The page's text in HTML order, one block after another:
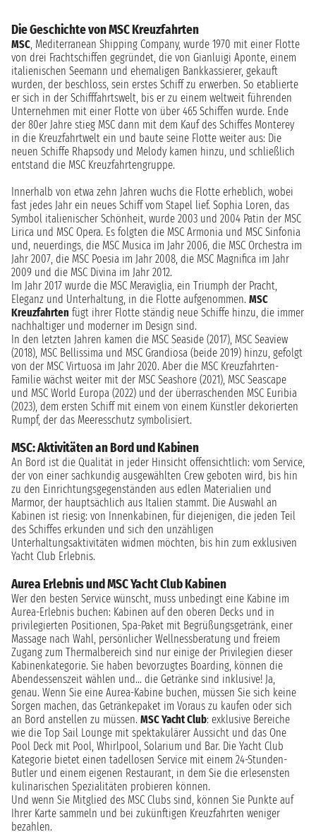
Die Geschichte von MSC Kreuzfahrten
MSC, Mediterranean Shipping Company, wurde 1970 mit einer Flotte
von drei Frachtschiffen gegründet, die von Gianluigi Aponte, einem
italienischen Seemann und ehemaligen Bankkassierer, gekauft
wurden, der beschloss, sein erstes Schiff zu erwerben. So etablierte
er sich in der Schifffahrtswelt, bis er zu einem weltweit führenden
Unternehmen mit einer Flotte von über 465 Schiffen wurde. Ende
der 80er Jahre stieg MSC dann mit dem Kauf des Schiffes Monterey
in die Kreuzfahrtwelt ein und baute seine Flotte weiter aus: Die
neuen Schiffe Rhapsody und Melody kamen hinzu, und schließlich
entstand die MSC Kreuzfahrtengruppe.
Innerhalb von etwa zehn Jahren wuchs die Flotte erheblich, wobei
fast jedes Jahr ein neues Schiff vom Stapel lief. Sophia Loren, das
Symbol italienischer Schönheit, wurde 2003 und 2004 Patin der MSC
Lirica und MSC Opera. Es folgten die MSC Armonia und MSC Sinfonia
und, neuerdings, die MSC Musica im Jahr 2006, die MSC Orchestra im
Jahr 2007, die MSC Poesia im Jahr 2008, die MSC Magnifica im Jahr
2009 und die MSC Divina im Jahr 2012.
Im Jahr 2017 wurde die MSC Meraviglia, ein Triumph der Pracht,
Eleganz und Unterhaltung, in die Flotte aufgenommen. MSC
Kreuzfahrten fügt ihrer Flotte ständig neue Schiffe hinzu, die immer
nachhaltiger und moderner im Design sind.
In den letzten Jahren kamen die MSC Seaside (2017), MSC Seaview
(2018), MSC Bellissima und MSC Grandiosa (beide 2019) hinzu, gefolgt
von der MSC Virtuosa im Jahr 2020. Aber die MSC Kreuzfahrten-
Familie wächst weiter mit der MSC Seashore (2021), MSC Seascape
und MSC World Europa (2022) und der überraschenden MSC Euribia
(2023), dem ersten Schiff mit einem von einem Künstler dekorierten
Rumpf, der das Meeresschutz symbolisiert.
MSC: Aktivitäten an Bord und Kabinen
An Bord ist die Qualität in jeder Hinsicht offensichtlich: vom Service,
der von einer sachkundig ausgewählten Crew geboten wird, bis hin
zu den Einrichtungsgegenständen aus edlen Materialien und
Marmor, der hauptsächlich aus Italien stammt. Die Auswahl an
Kabinen ist riesig: von Innenkabinen, für diejenigen, die jeden Teil
des Schiffes erkunden und sich den unzähligen
Unterhaltungsaktivitäten widmen möchten, bis hin zum exklusiven
Yacht Club Erlebnis.
Aurea Erlebnis und MSC Yacht Club Kabinen
Wer den besten Service wünscht, muss unbedingt eine Kabine im
Aurea-Erlebnis buchen: Kabinen auf den oberen Decks und in
privilegierten Positionen, Spa-Paket mit Begrüßungsgetränk, einer
Massage nach Wahl, persönlicher Wellnessberatung und freiem
Zugang zum Thermalbereich sind nur einige der Privilegien dieser
Kabinenkategorie. Sie haben bevorzugtes Boarding, können die
Abendessenszeit wählen und… die Getränke sind inklusive! Ja,
genau. Wenn Sie eine Aurea-Kabine buchen, müssen Sie sich keine
Sorgen machen, das Getränkepaket im Voraus zu kaufen oder sich
an Bord anstellen zu müssen. MSC Yacht Club: exklusive Bereiche
wie die Top Sail Lounge mit spektakulärer Aussicht und das One
Pool Deck mit Pool, Whirlpool, Solarium und Bar. Die Yacht Club
Kategorie bietet einen tadellosen Service mit einem 24-Stunden-
Butler und einem eigenen Restaurant, in dem Sie die erlesensten
kulinarischen Spezialitäten probieren können.
Und wenn Sie Mitglied des MSC Clubs sind, können Sie Punkte auf
Ihrer Karte sammeln und bei zukünftigen Kreuzfahrten weniger
bezahlen.